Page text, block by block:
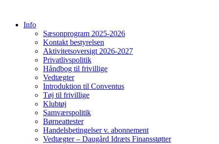
Info
Sæsonprogram 2025-2026
Kontakt bestyrelsen
Aktivitetsoversigt 2026-2027
Privatlivspolitik
Håndbog til frivillige
Vedtægter
Introduktion til Conventus
Tøj til frivillige
Klubtøj
Samværspolitik
Børneattester
Handelsbetingelser v. abonnement
Vedtægter – Daugård Idræts Finansstøtter